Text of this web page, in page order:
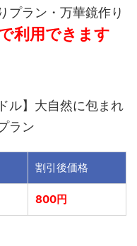
プラン・万華鏡作り
利用できます
ル】大自然に包まれ
ラン
割引後価格
800円